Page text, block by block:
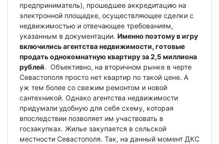
предприниматель), прошедшее аккредитацию на
электронной площадке, осуществляющее сделки с
недвижимостью и отвечающее требованиям,
указанным в документации. Именно поэтому в игру
включились агентства недвижимости, готовые
продать однокомнатную квартиру за 2,5 миллиона
рублей. Объективно, на вторичном рынке в черте
Севастополя просто нет квартир по такой цене. А
уж тем более со свежим ремонтом и новой
сантехникой. Однако агентства недвижимости
придумали удобную для себя схему, которая
впоследствии позволяет им участвовать в
госзакупках. Жилье закупается в сельской
местности Севастополя. Так, на данный момент ДКС